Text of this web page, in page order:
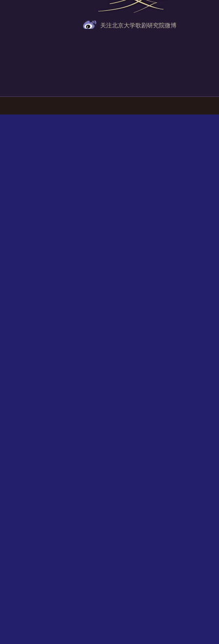
关注北京大学歌剧研究院微博